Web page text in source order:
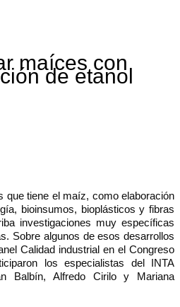
maíces con
de etanol
que tiene el maíz, como elaboración
bioinsumos, bioplásticos y fibras
investigaciones muy específicas
Sobre algunos de esos desarrollos
Calidad industrial en el Congreso
los especialistas del INTA
Balbín, Alfredo Cirilo y Mariana